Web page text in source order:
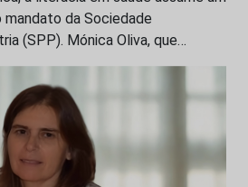
da Sociedade
(SPP). Mónica Oliva, que…